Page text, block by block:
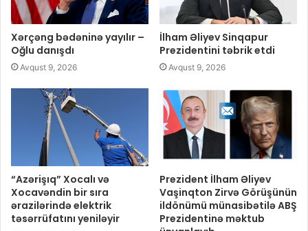
Xərçəng bədəninə yayılır –
Oğlu danışdı
Avqust 9, 2026
İlham Əliyev Sinqapur
Prezidentini təbrik etdi
Avqust 9, 2026
“Azərişıq” Xocalı və
Xocavəndin bir sıra
ərazilərində elektrik
təsərrüfatını yeniləyir
Prezident İlham Əliyev
Vaşinqton Zirvə Görüşünün
ildönümü münasibətilə ABŞ
Prezidentinə məktub